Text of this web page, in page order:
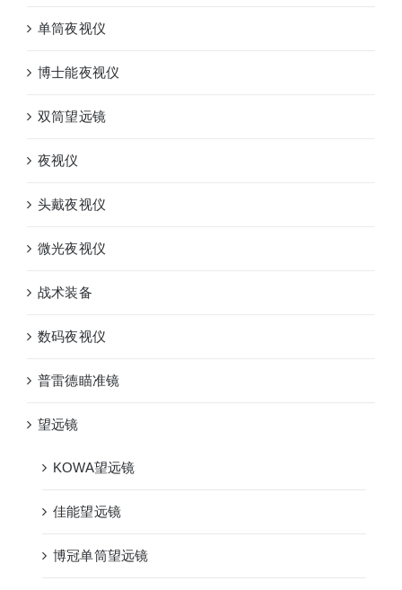
单筒夜视仪
博士能夜视仪
双筒望远镜
夜视仪
头戴夜视仪
微光夜视仪
战术装备
数码夜视仪
普雷德瞄准镜
望远镜
KOWA望远镜
佳能望远镜
博冠单筒望远镜